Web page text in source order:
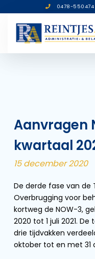
0478-550474
Aanvragen
kwartaal
15 december 2020
De derde fase van de
Overbrugging voor
kortweg de NOW-3,
2020 tot 1 juli 2021.
drie tijdvakken
oktober tot en met 31